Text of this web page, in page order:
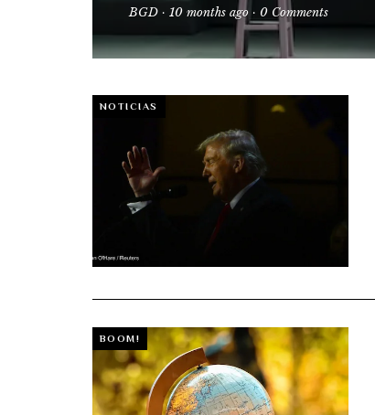
BGD · 10 months ago · 0 Comments
NOTICIAS
BOOM!